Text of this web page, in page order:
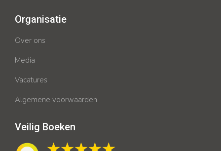
Organisatie
Over ons
Media
Vacatures
Algemene voorwaarden
Veilig Boeken